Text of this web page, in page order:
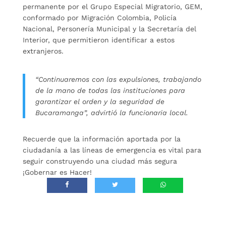
permanente por el Grupo Especial Migratorio, GEM,
conformado por Migración Colombia, Policía
Nacional, Personería Municipal y la Secretaría del
Interior, que permitieron identificar a estos
extranjeros.
“Continuaremos con las expulsiones, trabajando
de la mano de todas las instituciones para
garantizar el orden y la seguridad de
Bucaramanga”, advirtió la funcionaria local.
Recuerde que la información aportada por la
ciudadanía a las líneas de emergencia es vital para
seguir construyendo una ciudad más segura
¡Gobernar es Hacer!